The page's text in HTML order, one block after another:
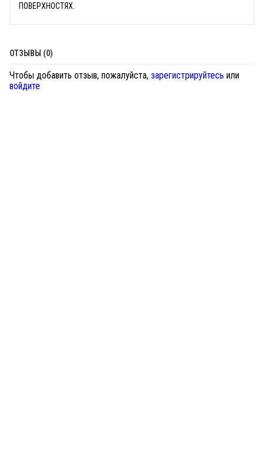
ПОВЕРХНОСТЯХ.
ОТЗЫВЫ (0)
Чтобы добавить отзыв, пожалуйста, зарегистрируйтесь или
войдите